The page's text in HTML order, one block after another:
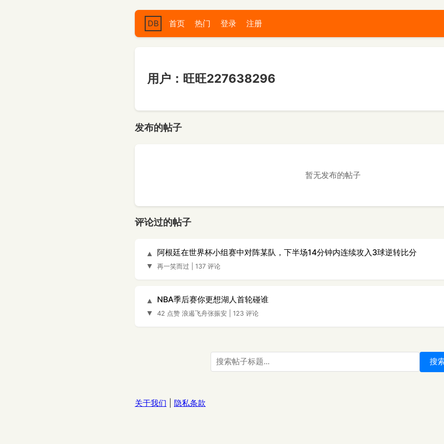
DB 首页 热门 登录 注册
用户：旺旺227638296
发布的帖子
暂无发布的帖子
评论过的帖子
▲
▼
阿根廷在世界杯小组赛中对阵某队，下半场14分钟内连续攻入3球逆转比分
再一笑而过 137 评论
▲
▼
NBA季后赛你更想湖人首轮碰谁
42 点赞 浪遏飞舟张振安 123 评论
搜
关于我们 隐私条款